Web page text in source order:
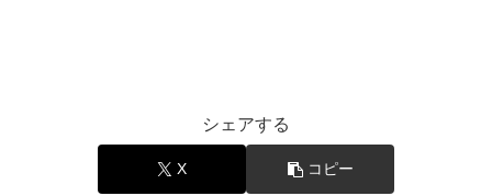
シェアする
X コピー